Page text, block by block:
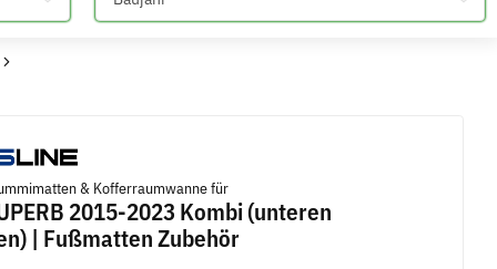
& Kofferraumwanne für
2015-2023 Kombi (unteren
| Fußmatten Zubehör